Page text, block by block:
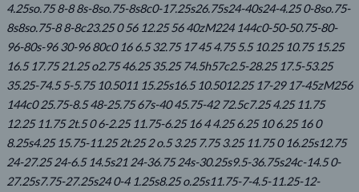
4.25so.75 8-8 8s-8so.75-8s8c0-17.25s26.75s24-40s24-4.25 0-8so.75-
8s8so.75-8 8-8c23.25 0 56 12.25 56 40zM224 144c0-50-50.75-80-
96-80s-96 30-96 80c0 16 6.5 32.75 17 45 4.75 5.5 10.25 10.75 15.25
16.5 17.75 21.25 o2.75 46.25 35.25 74.5h57c2.5-28.25 17.5-53.25
35.25-74.5 5-5.75 10.5011 15.25s16.5 10.5012.25 17-29 17-45zM256
144c0 25.75-8.5 48-25.75 67s-40 45.75-42 72.5c7.25 4.25 11.75
12.25 11.75 2t.5 0 6-2.25 11.75-6.25 16 4 4.25 6.25 10 6.25 16 0
8.25s4.25 15.75-11.25 2t.25 2 o.5 3.25 7.75 3.25 11.75 0 16.25s12.75
24-27.25 24-6.5 14.5s21 24-36.75 24s-30.25s9.5-36.75s24c-14.5 0-
27.25s7.75-27.25s24 0-4 1.25s8.25 o.25s11.75-7-4.5-11.25-12-